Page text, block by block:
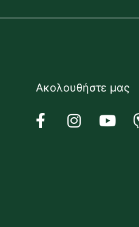
Ακολουθήστε μας